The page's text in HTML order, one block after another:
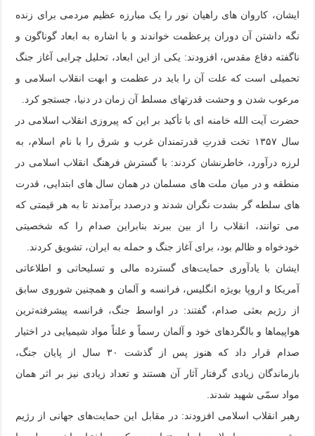
ایشان، کاروان های راهیان نور را یک مبارزه عظیم مردمی برای زنده
نگه داشتن آن دوران پرعظمت خواندند و با اشاره به ابعاد گوناگون و
ناگفته دفاع مقدس، افزودند: یکی از این ابعاد، تحلیل چرایی آغاز جنگ
تحمیلی است که علت آن را باید در عظمت و ابهت انقلاب اسلامی و
مرعوب شدن و وحشت قدرتهای مسلط آن زمان در دنیا، جستجو کرد.
حضرت آیت الله خامنه ای با تأکید بر این که پیروزی انقلاب اسلامی در
سال ۱۳۵۷ تخت قدرتِ قدرتمندان غرب و شرق را با نام اسلام، به
لرزه درآورد، خاطرنشان کردند: با گسترش فرهنگ انقلاب اسلامی در
منطقه و در میان ملت های مسلمان در همان سال های ابتدایی، قدرت
های سلطه گر بشدت نگران شدند و درصدد برآمدند تا به هر قیمتی که
می توانند، انقلاب را از بین ببرند بنابراین صدام را که شخصیتی
خودخواه و ظالم بود، برای آغاز جنگ و حمله به ایران، تشویق کردند.
ایشان با یادآوری حمایت‌های گسترده مالی و تسلیحاتی و اطلاعاتی
آمریکا و اروپا بویژه انگلیس، فرانسه و آلمان و همچنین شوروی سابق
از رژیم بعثی صدام، گفتند: در اواسط جنگ، فرانسه پیشرفته‌ترین
هواپیماها و بالگردهای خود و آلمان رسماً و علناً مواد شیمیایی در اختیار
صدام قرار داد که هنوز پس از گذشت ۳۰ سال از پایان جنگ،
بازماندگان زیادی گرفتار آثار آن هستند و تعداد زیادی نیز بر اثر همان
مواد سمّی شهید شدند.
رهبر انقلاب اسلامی افزودند: در مقابل این حمایت‌های جهانی از رژیم